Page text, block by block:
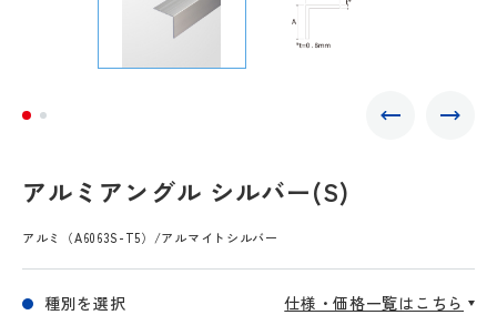
アルミアングル シルバー(S)
アルミ（A6063S-T5）/アルマイトシルバー
仕様・価格一覧はこちら
種別を選択